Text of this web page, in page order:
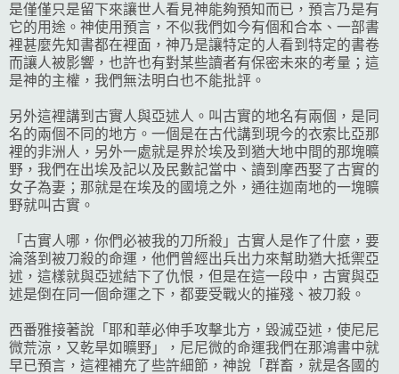
是僅僅只是留下來讓世人看見神能夠預知而已，預言乃是有
它的用途。神使用預言，不似我們如今有個和合本、一部書
裡甚麼先知書都在裡面，神乃是讓特定的人看到特定的書卷
而讓人被影響，也許也有對某些讀者有保密未來的考量；這
是神的主權，我們無法明白也不能批評。
另外這裡講到古實人與亞述人。叫古實的地名有兩個，是同
名的兩個不同的地方。一個是在古代講到現今的衣索比亞那
裡的非洲人，另外一處就是界於埃及到猶大地中間的那塊曠
野，我們在出埃及記以及民數記當中、讀到摩西娶了古實的
女子為妻；那就是在埃及的國境之外，通往迦南地的一塊曠
野就叫古實。
「古實人哪，你們必被我的刀所殺」古實人是作了什麼，要
淪落到被刀殺的命運，他們曾經出兵出力來幫助猶大抵禦亞
述，這樣就與亞述結下了仇恨，但是在這一段中，古實與亞
述是倒在同一個命運之下，都要受戰火的摧殘、被刀殺。
西番雅接著說「耶和華必伸手攻擊北方，毀滅亞述，使尼尼
微荒涼，又乾旱如曠野」，尼尼微的命運我們在那鴻書中就
早已預言，這裡補充了些許細節，神說「群畜，就是各國的